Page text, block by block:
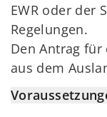
EWR oder der
Regelungen.
Den Antrag für
aus dem